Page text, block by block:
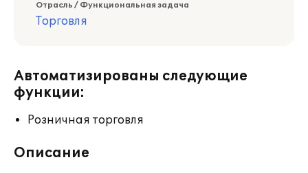
Отрасль / Функциональная задача
Торговля
Автоматизированы следующие
функции:
Розничная торговля
Описание